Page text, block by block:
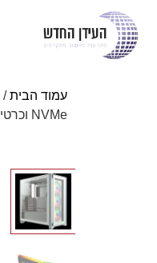
עמוד הבית/
NVMe וכרטיס מסך Zotac Gaming GeForce RTX 5090 SOLID